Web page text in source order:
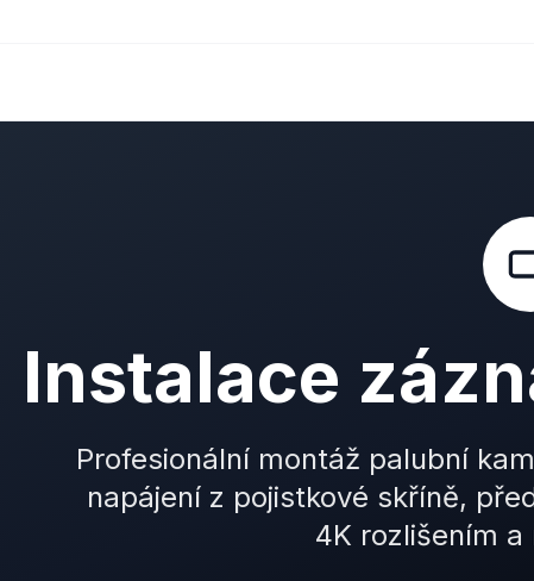
Instalace
Profesionální montáž palubní
napájení z pojistkové skříně,
4K rozlišením